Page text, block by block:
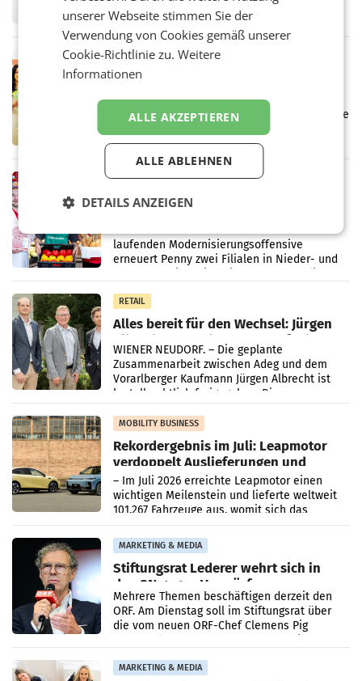
Frühjahr dank Kostensenkungen operativ
wieder Gewinn gemacht und die
Markterwartung deutlich übertroffen.
RETAIL
Eine Bühne für Zirkularität: ARA und
Müller informieren am POS über
Kreislauffähigkeit
Über den gesamten August hinweg rücken die
Altstoff Recycling Austria AG (ARA) und der
Handelskonzern Müller die Initiative
„Kreislauf-Helden“ in allen österreichischen
RETAIL
Penny modernisiert zwei Filialen in
laufenden Modernisierungsoffensive
erneuert Penny zwei Filialen in Nieder- und
RETAIL
Alles bereit für den Wechsel: Jürgen
Albrecht setzt ab 1.1.2027 auf Adeg
WIENER NEUDORF. – Die geplante
Zusammenarbeit zwischen Adeg und dem
Vorarlberger Kaufmann Jürgen Albrecht ist
kartellrechtlich freigegeben: Die
Bundeswettbewerbsbehörde und der
Bundeskartellanwalt
MOBILITY BUSINESS
Rekordergebnis im Juli: Leapmotor
verdoppelt Auslieferungen und
überschreitet die 100.000er-Marke
– Im Juli 2026 erreichte Leapmotor einen
wichtigen Meilenstein und lieferte weltweit
101.267 Fahrzeuge aus, womit sich das
Ergebnis gegenüber Juli 2025 mehr als
verdoppelte (+102
MARKETING & MEDIA
Stiftungsrat Lederer wehrt sich in
den SN gegen Vorwürfe
Mehrere Themen beschäftigen derzeit den
ORF. Am Dienstag soll im Stiftungsrat über
die vom neuen ORF-Chef Clemens Pig
MARKETING & MEDIA
unserer Webseite stimmen Sie der
Verwendung von Cookies gemäß unserer
Cookie-Richtlinie zu.Weitere
Informationen
ALLE AKZEPTIEREN
ALLE ABLEHNEN
DETAILS ANZEIGEN